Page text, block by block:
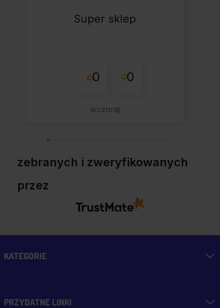
Super sklep
0 0
wczoraj
zebranych i zweryfikowanych
przez
KATEGORIE
PRZYDATNE LINKI